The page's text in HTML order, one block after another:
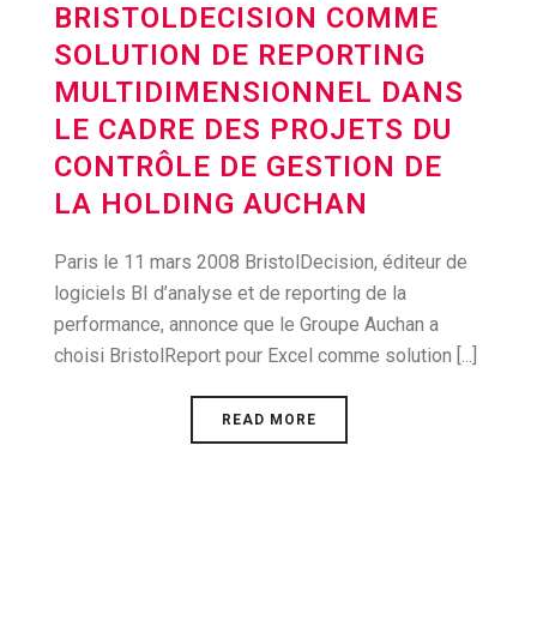
BRISTOLDECISION COMME
SOLUTION DE REPORTING
MULTIDIMENSIONNEL DANS
LE CADRE DES PROJETS DU
CONTRÔLE DE GESTION DE
LA HOLDING AUCHAN
Paris le 11 mars 2008 BristolDecision, éditeur de
logiciels BI d’analyse et de reporting de la
performance, annonce que le Groupe Auchan a
choisi BristolReport pour Excel comme solution [...]
READ MORE